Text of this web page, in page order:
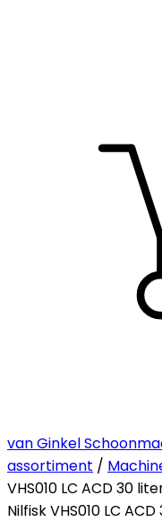
van Ginkel
assortiment /
VHS010 LC ACD 30
Nilfisk VHS010 LC